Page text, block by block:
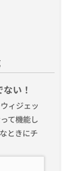
い！
ィジェッ
て機能し
ときにチ